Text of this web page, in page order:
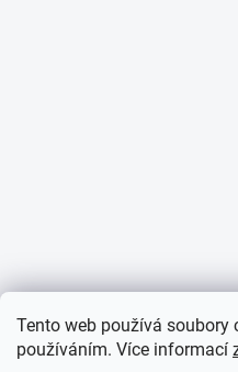
Tento web používá
používáním. Více informací